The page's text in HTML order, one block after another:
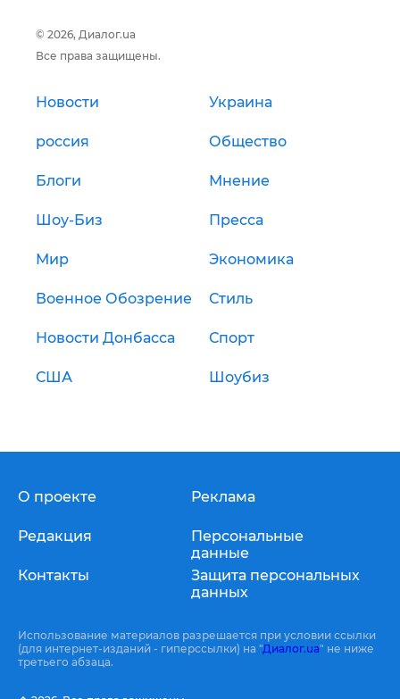
© 2026, Диалог.ua
Все права защищены.
Новости Украина
россия Общество
Блоги Мнение
Шоу-Биз Пресса
Мир Экономика
Военное Обозрение Стиль
Новости Донбасса Спорт
США Шоубиз
О проекте
Редакция
Контакты
Реклама
Персональные
данные
Защита персональных
данных
Использование материалов разрешается при условии ссылки
(для интернет-изданий - гиперссылки) на "Диалог.ua" не ниже
третьего абзаца.